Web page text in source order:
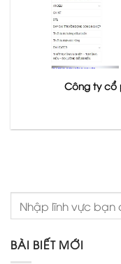
Công ty cổ
BÀI BIẾT MỚI